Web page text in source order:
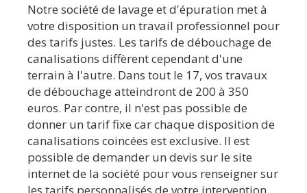
Notre société de lavage et d'épuration met à
votre disposition un travail professionnel pour
des tarifs justes. Les tarifs de débouchage de
canalisations diffèrent cependant d'une
terrain à l'autre. Dans tout le 17, vos travaux
de débouchage atteindront de 200 à 350
euros. Par contre, il n'est pas possible de
donner un tarif fixe car chaque disposition de
canalisations coincées est exclusive. Il est
possible de demander un devis sur le site
internet de la société pour vous renseigner sur